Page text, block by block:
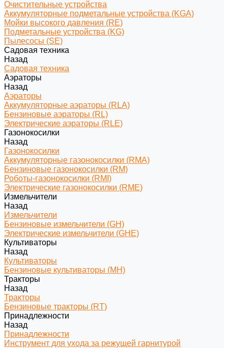
Очистительные устройства
Аккумуляторные подметальные устройства (KGA)
Мойки высокого давления (RE)
Подметальные устройства (KG)
Пылесосы (SE)
Садовая техника
Назад
Садовая техника
Аэраторы
Назад
Аэраторы
Аккумуляторные аэраторы (RLA)
Бензиновые аэраторы (RL)
Электрические аэраторы (RLE)
Газонокосилки
Назад
Газонокосилки
Аккумуляторные газонокосилки (RMA)
Бензиновые газонокосилки (RM)
Роботы-газонокосилки (RMI)
Электрические газонокосилки (RME)
Измельчители
Назад
Измельчители
Бензиновые измельчители (GH)
Электрические измельчители (GHE)
Культиваторы
Назад
Культиваторы
Бензиновые культиваторы (MH)
Тракторы
Назад
Тракторы
Бензиновые тракторы (RT)
Принадлежности
Назад
Принадлежности
Инструмент для ухода за режущей гарнитурой